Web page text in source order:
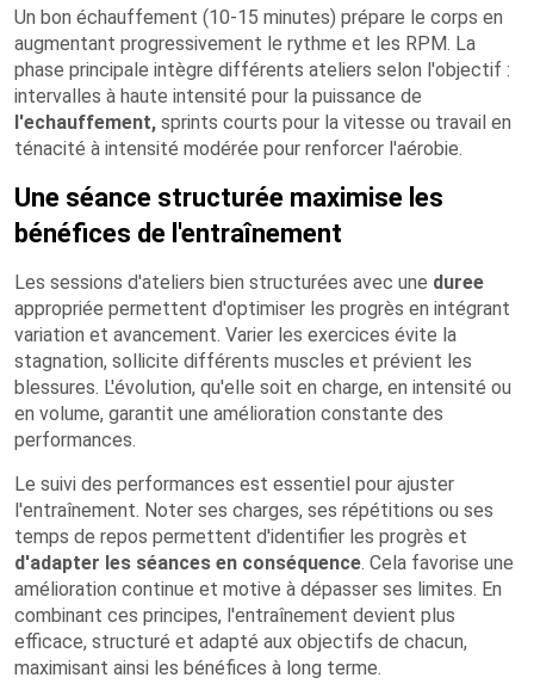
Un bon échauffement (10-15 minutes) prépare le corps en
augmentant progressivement le rythme et les RPM. La
phase principale intègre différents ateliers selon l'objectif :
intervalles à haute intensité pour la puissance de
l'echauffement, sprints courts pour la vitesse ou travail en
ténacité à intensité modérée pour renforcer l'aérobie.
Une séance structurée maximise les
bénéfices de l'entraînement
Les sessions d'ateliers bien structurées avec une duree
appropriée permettent d'optimiser les progrès en intégrant
variation et avancement. Varier les exercices évite la
stagnation, sollicite différents muscles et prévient les
blessures. L'évolution, qu'elle soit en charge, en intensité ou
en volume, garantit une amélioration constante des
performances.
Le suivi des performances est essentiel pour ajuster
l'entraînement. Noter ses charges, ses répétitions ou ses
temps de repos permettent d'identifier les progrès et
d'adapter les séances en conséquence. Cela favorise une
amélioration continue et motive à dépasser ses limites. En
combinant ces principes, l'entraînement devient plus
efficace, structuré et adapté aux objectifs de chacun,
maximisant ainsi les bénéfices à long terme.